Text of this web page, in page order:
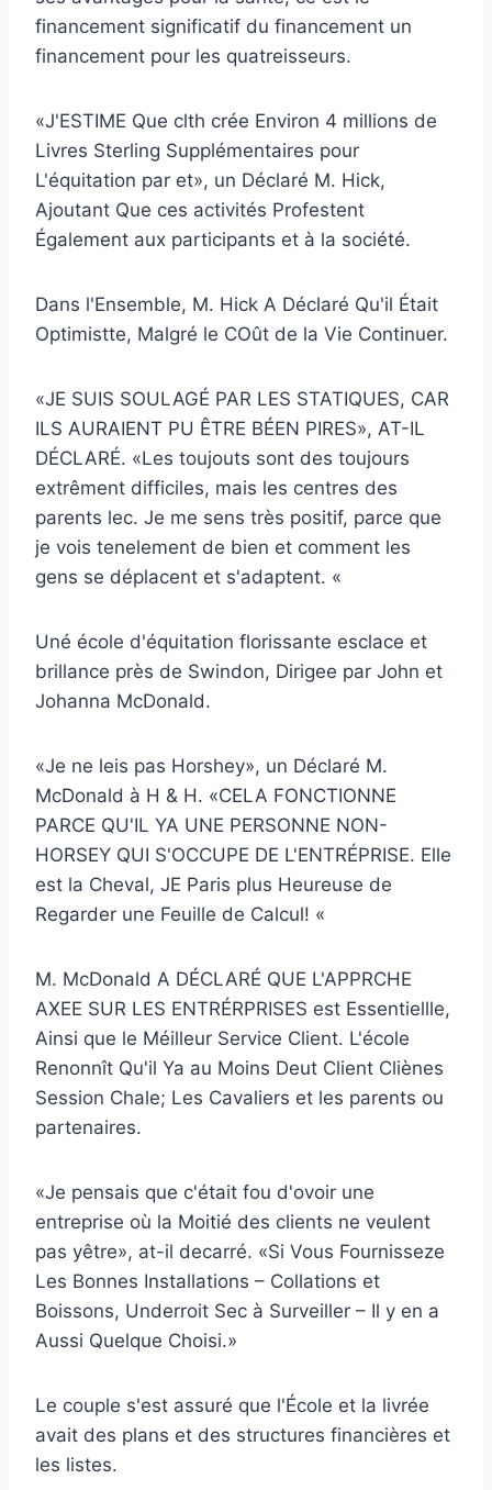
financement significatif du financement un
financement pour les quatreisseurs.
«J'ESTIME Que clth crée Environ 4 millions de
Livres Sterling Supplémentaires pour
L'équitation par et», un Déclaré M. Hick,
Ajoutant Que ces activités Profestent
Également aux participants et à la société.
Dans l'Ensemble, M. Hick A Déclaré Qu'il Était
Optimistte, Malgré le COût de la Vie Continuer.
«JE SUIS SOULAGÉ PAR LES STATIQUES, CAR
ILS AURAIENT PU ÊTRE BÉEN PIRES», AT-IL
DÉCLARÉ. «Les toujouts sont des toujours
extrêment difficiles, mais les centres des
parents lec. Je me sens très positif, parce que
je vois tenelement de bien et comment les
gens se déplacent et s'adaptent. «
Uné école d'équitation florissante esclace et
brillance près de Swindon, Dirigee par John et
Johanna McDonald.
«Je ne leis pas Horshey», un Déclaré M.
McDonald à H & H. «CELA FONCTIONNE
PARCE QU'IL YA UNE PERSONNE NON-
HORSEY QUI S'OCCUPE DE L'ENTRÉPRISE. Elle
est la Cheval, JE Paris plus Heureuse de
Regarder une Feuille de Calcul! «
M. McDonald A DÉCLARÉ QUE L'APPRCHE
AXEE SUR LES ENTRÉRPRISES est Essentiellle,
Ainsi que le Méilleur Service Client. L'école
Renonnît Qu'il Ya au Moins Deut Client Cliènes
Session Chale; Les Cavaliers et les parents ou
partenaires.
«Je pensais que c'était fou d'ovoir une
entreprise où la Moitié des clients ne veulent
pas yêtre», at-il decarré. «Si Vous Fournisseze
Les Bonnes Installations – Collations et
Boissons, Underroit Sec à Surveiller – Il y en a
Aussi Quelque Choisi.»
Le couple s'est assuré que l'École et la livrée
avait des plans et des structures financières et
les listes.